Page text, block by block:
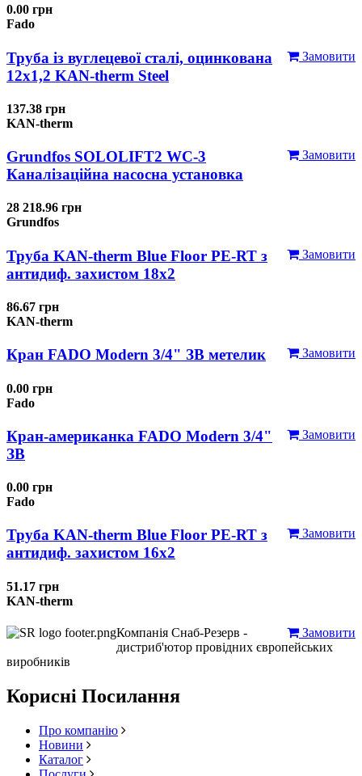
0.00 грн
Fado
Замовити
Труба із вуглецевої сталі, оцинкована
12x1,2 KAN-therm Steel
137.38 грн
KAN-therm
Замовити
Grundfos SOLOLIFT2 WC-3
Каналізаційна насосна установка
28 218.96 грн
Grundfos
Замовити
Труба KAN-therm Blue Floor PE-RT з
антидиф. захистом 18х2
86.67 грн
KAN-therm
Замовити
Кран FADO Modern 3/4" ЗВ метелик
0.00 грн
Fado
Замовити
Кран-американка FADO Modern 3/4"
ЗВ
0.00 грн
Fado
Замовити
Труба KAN-therm Blue Floor PE-RT з
антидиф. захистом 16х2
51.17 грн
KAN-therm
Замовити
Компанія Снаб-Резерв -
дистриб'ютор провідних європейських
виробників
Корисні Посилання
Про компанію
Новини
Каталог